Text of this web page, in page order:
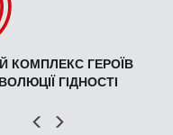
КОМПЛЕКС ГЕРОЇВ
ГІДНОСТІ
Попер